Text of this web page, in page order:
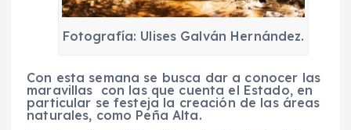
Fotografía: Ulises Galván Hernández.
Con esta semana se busca dar a conocer las
maravillas con las que cuenta el Estado, en
particular se festeja la creación de las áreas
naturales, como Peña Alta.